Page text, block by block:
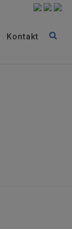
Kontakt